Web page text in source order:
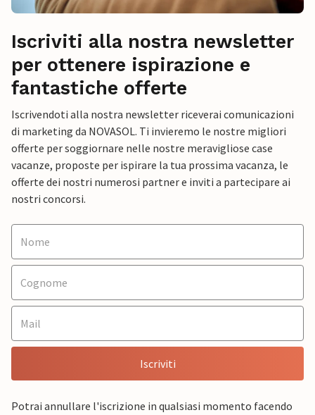
Iscriviti alla nostra newsletter
per ottenere ispirazione e
fantastiche offerte
Iscrivendoti alla nostra newsletter riceverai comunicazioni
di marketing da NOVASOL. Ti invieremo le nostre migliori
offerte per soggiornare nelle nostre meravigliose case
vacanze, proposte per ispirare la tua prossima vacanza, le
offerte dei nostri numerosi partner e inviti a partecipare ai
nostri concorsi.
Iscriviti
Potrai annullare l'iscrizione in qualsiasi momento facendo